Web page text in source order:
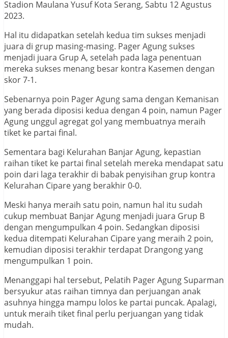
Stadion Maulana Yusuf Kota Serang, Sabtu 12 Agustus
2023.
Hal itu didapatkan setelah kedua tim sukses menjadi
juara di grup masing-masing. Pager Agung sukses
menjadi juara Grup A, setelah pada laga penentuan
mereka sukses menang besar kontra Kasemen dengan
skor 7-1.
Sebenarnya poin Pager Agung sama dengan Kemanisan
yang berada diposisi kedua dengan 4 poin, namun Pager
Agung unggul agregat gol yang membuatnya meraih
tiket ke partai final.
Sementara bagi Kelurahan Banjar Agung, kepastian
raihan tiket ke partai final setelah mereka mendapat satu
poin dari laga terakhir di babak penyisihan grup kontra
Kelurahan Cipare yang berakhir 0-0.
Meski hanya meraih satu poin, namun hal itu sudah
cukup membuat Banjar Agung menjadi juara Grup B
dengan mengumpulkan 4 poin. Sedangkan diposisi
kedua ditempati Kelurahan Cipare yang meraih 2 poin,
kemudian diposisi terakhir terdapat Drangong yang
mengumpulkan 1 poin.
Menanggapi hal tersebut, Pelatih Pager Agung Suparman
bersyukur atas raihan timnya dan perjuangan anak
asuhnya hingga mampu lolos ke partai puncak. Apalagi,
untuk meraih tiket final perlu perjuangan yang tidak
mudah.